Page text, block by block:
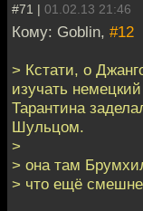
#71 | 01.02.13 21:46
Кому: Goblin, #12
> Кстати, о
изучать
Тарантина
Шульцом.
>
> она там
> что ещё